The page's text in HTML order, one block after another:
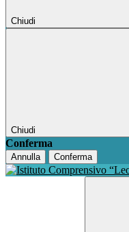
Chiudi
Chiudi
Conferma
Annulla Conferma